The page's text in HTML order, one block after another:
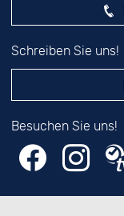
Schreiben Sie uns!
Besuchen Sie uns!